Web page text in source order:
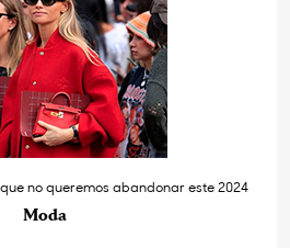
no queremos abandonar este 2024
Moda